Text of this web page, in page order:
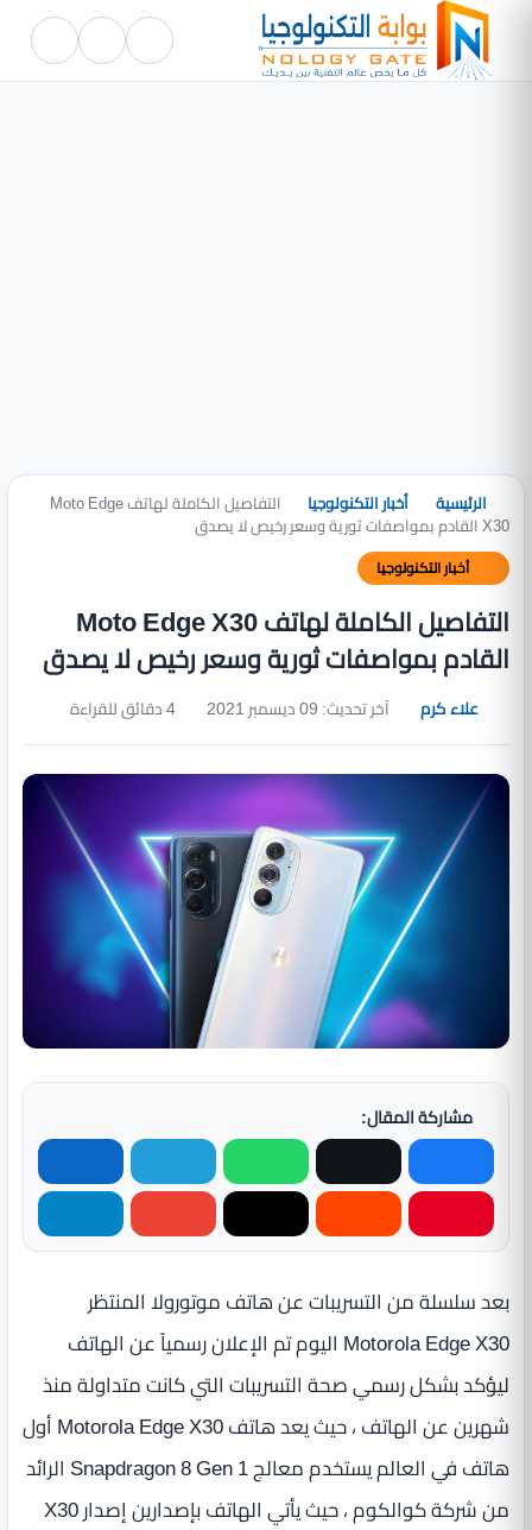
الرئيسية أخبار التكنولوجيا التفاصيل الكاملة لهاتف Moto Edge
X30 القادم بمواصفات ثورية وسعر رخيص لا يصدق
أخبار التكنولوجيا
التفاصيل الكاملة لهاتف Moto Edge X30
القادم بمواصفات ثورية وسعر رخيص لا يصدق
علاء كرم آخر تحديث: 09 ديسمبر 2021
مشاركة المقال:
بعد سلسلة من التسريبات عن هاتف موتورولا المنتظر
Motorola Edge X30 اليوم تم الإعلان رسمياً عن الهاتف
ليؤكد بشكل رسمي صحة التسريبات التي كانت متداولة منذ
شهرين عن الهاتف ، حيث يعد هاتف Motorola Edge X30 أول
هاتف في العالم يستخدم معالج Snapdragon 8 Gen 1 الرائد
من شركة كوالكوم ، حيث يأتي الهاتف بإصدارين إصدار X30